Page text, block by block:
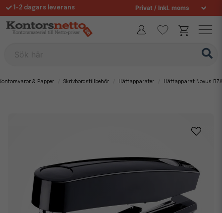
1-2 dagars leverans
Fri frakt över 995 kr
& Papper Skrivbordstillbehör Häftapparater Häftapparat Novus